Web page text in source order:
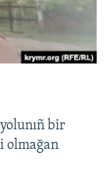
bir
olmağan